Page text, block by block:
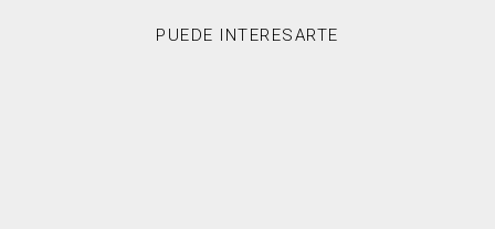
PUEDE INTERESARTE